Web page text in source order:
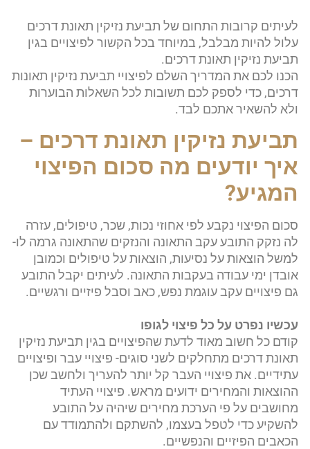
לעיתים קרובות התחום של תביעת נזיקין תאונת דרכים
עלול להיות מבלבל, במיוחד בכל הקשור לפיצויים בגין
תביעת נזיקין תאונת דרכים.
הכנו לכם את המדריך השלם לפיצויי תביעת נזיקין תאונות
דרכים, כדי לספק לכם תשובות לכל השאלות הבוערות
ולא להשאיר אתכם לבד.
תביעת נזיקין תאונת דרכים –
איך יודעים מה סכום הפיצוי
המגיע?
סכום הפיצוי נקבע לפי אחוזי נכות, שכר, טיפולים, עזרה
לה נזקק התובע עקב התאונה והנזקים שהתאונה גרמה לו-
למשל הוצאות על נסיעות, הוצאות על טיפולים וכמובן
אובדן ימי עבודה בעקבות התאונה. לעיתים יקבל התובע
גם פיצויים עקב עוגמת נפש, כאב וסבל פיזיים ורגשיים.
עכשיו נפרט על כל פיצוי לגופו
קודם כל חשוב מאוד לדעת שהפיצויים בגין תביעת נזיקין
תאונת דרכים מתחלקים לשני סוגים- פיצויי עבר ופיצויים
עתידיים. את פיצויי העבר קל יותר להעריך ולחשב שכן
ההוצאות והמחירים ידועים מראש. פיצויי העתיד
מחושבים על פי הערכת מחירים שיהיה על התובע
להשקיע כדי לטפל בעצמו, להשתקם ולהתמודד עם
הכאבים הפיזיים והנפשיים.